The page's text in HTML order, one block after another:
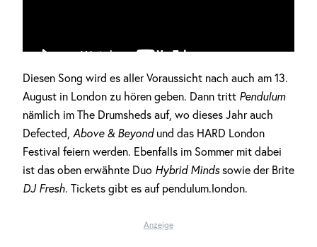
Diesen Song wird es aller Voraussicht nach auch am 13.
August in London zu hören geben. Dann tritt Pendulum
nämlich im The Drumsheds auf, wo dieses Jahr auch
Defected, Above & Beyondund das HARD London
Festival feiern werden. Ebenfalls im Sommer mit dabei
ist das oben erwähnte Duo Hybrid Mindssowie der Brite
DJ Fresh. Tickets gibt es auf pendulum.london.
Anzeige